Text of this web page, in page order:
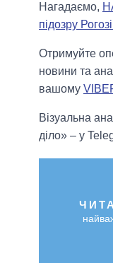
Нагадаємо,
підозру
Отримуйте
новини та
вашому
Візуальна
діло» – у